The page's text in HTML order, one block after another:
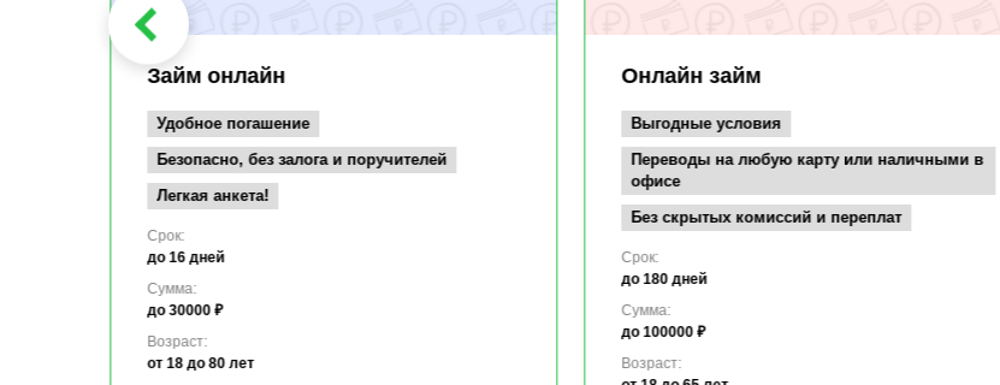
Займ онлайн
Удобное погашение
Безопасно, без залога и поручителей
Легкая анкета!
Срок:
до 16 дней
Сумма:
до 30000 ₽
Возраст:
от 18 до 80 лет
Онлайн займ
Выгодные условия
Переводы на любую карту или наличными в
офисе
Без скрытых комиссий и переплат
Срок:
до 180 дней
Сумма:
до 100000 ₽
Возраст: